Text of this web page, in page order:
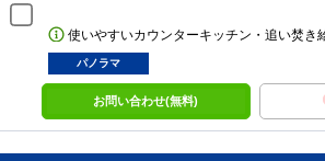
使いやすいカウンターキッチン・追い焚き
パノラマ
お問い合わせ(無料)